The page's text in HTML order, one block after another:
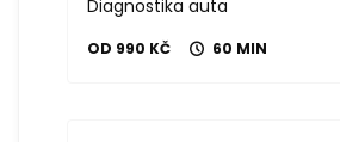
Diagnostika auta
OD 990 KČ 60 MIN